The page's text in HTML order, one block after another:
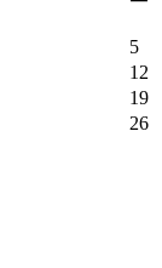
5
12
19
26